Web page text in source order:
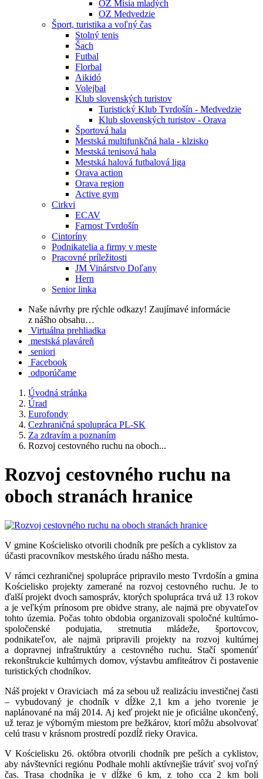
OZ Misia mladých
OZ Medvedzie
Šport, turistika a voľný čas
Stolný tenis
Šach
Futbal
Florbal
Aikidó
Volejbal
Klub slovenských turistov
Turistický Klub Tvrdošín - Medvedzie
Klub slovenských turistov - Orava
Športová hala
Mestská multifunkčná hala - klzisko
Mestská tenisová hala
Mestská halová futbalová liga
Orava action
Orava region
Active gym
Cirkvi
ECAV
Farnost Tvrdošín
Cintoríny
Podnikatelia a firmy v meste
Pracovné príležitosti
JM Vinárstvo Doľany
Hern
Senior linka
Naše návrhy pre rýchle odkazy! Zaujímavé informácie
z nášho obsahu…
Virtuálna prehliadka
mestská plaváreň
seniori
Facebook
odporúčame
Úvodná stránka
Úrad
Eurofondy
Cezhraničná spolupráca PL-SK
Za zdravím a poznaním
Rozvoj cestovného ruchu na oboch...
Rozvoj cestovného ruchu na
oboch stranách hranice
V gmine Kościelisko otvorili chodník pre peších a cyklistov za
účasti pracovníkov mestského úradu nášho mesta.
V rámci cezhraničnej spolupráce pripravilo mesto Tvrdošín a gmina
Kościelisko projekty zamerané na rozvoj cestovného ruchu. Je to
ďalší projekt dvoch samospráv, ktorých spolupráca trvá už 13 rokov
a je veľkým prínosom pre obidve strany, ale najmä pre obyvateľov
tohto územia. Počas tohto obdobia organizovali spoločné kultúrno-
spoločenské podujatia, stretnutia mládeže, športovcov,
podnikateľov, ale najmä pripravili projekty na rozvoj kultúrnej
a dopravnej infraštruktúry a cestovného ruchu. Stačí spomenúť
rekonštrukcie kultúrnych domov, výstavbu amfiteátrov či postavenie
turistických chodníkov.
Náš projekt v Oraviciach má za sebou už realizáciu investičnej časti
– vybudovaný je chodník v dĺžke 2,1 km a jeho tvorenie je
naplánované na máj 2014. Aj keď projekt nie je oficiálne ukončený,
už teraz je výborným miestom pre bežkárov, ktorí môžu absolvovať
celú trasu v krásnom prostredí pozdĺž rieky Oravica.
V Kościelisku 26. októbra otvorili chodník pre peších a cyklistov,
aby návštevníci regiónu Podhale mohli aktívnejšie tráviť svoj voľný
čas. Trasa chodníka je v dĺžke 6 km, z toho cca 2 km boli